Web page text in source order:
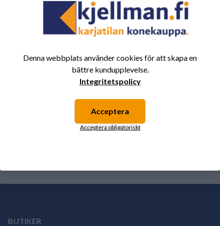
Det finns inga recensioner för den här produkten
BUTIKER
Denna webbplats använder cookies för att skapa en
bättre kundupplevelse.
Integritetspolicy
Acceptera
Acceptera obligatoriskt